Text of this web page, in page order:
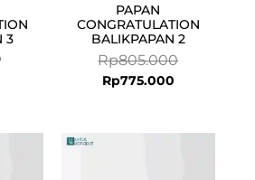
3
PAPAN
CONGRATULATION
BALIKPAPAN 2
Rp805.000
Rp775.000